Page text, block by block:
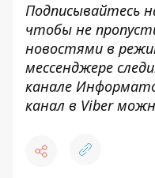
Подписывайтесь
чтобы не
новостями в
мессенджере
канале
канал в Viber